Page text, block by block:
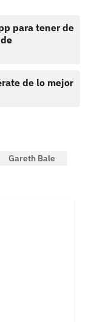
para tener de
de lo mejor
Gareth Bale